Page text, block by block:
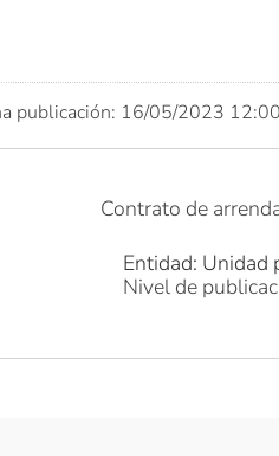
publicación: 16/05/2023
Contrato de
Entidad: Unidad
Nivel de